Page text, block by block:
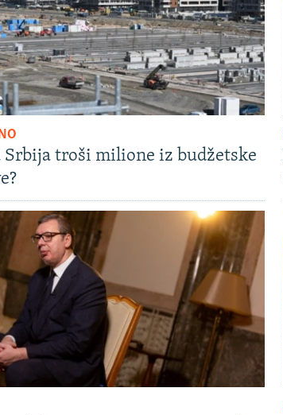
Srbija troši milione iz budžetske